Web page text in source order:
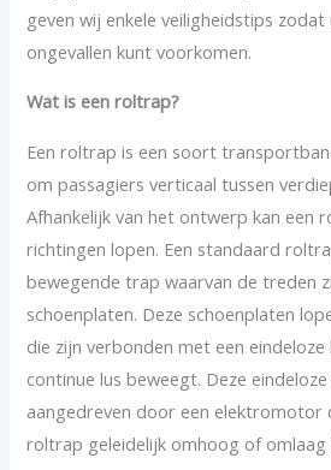
geven wij enkele veiligheidstips
ongevallen kunt voorkomen.
Wat is een roltrap?
Een roltrap is een soort
om passagiers verticaal tussen
Afhankelijk van het ontwerp kan een
richtingen lopen. Een standaard
bewegende trap waarvan de treden
schoenplaten. Deze schoenplaten
die zijn verbonden met een eindeloze
continue lus beweegt. Deze
aangedreven door een elektromotor
roltrap geleidelijk omhoog of omlaag